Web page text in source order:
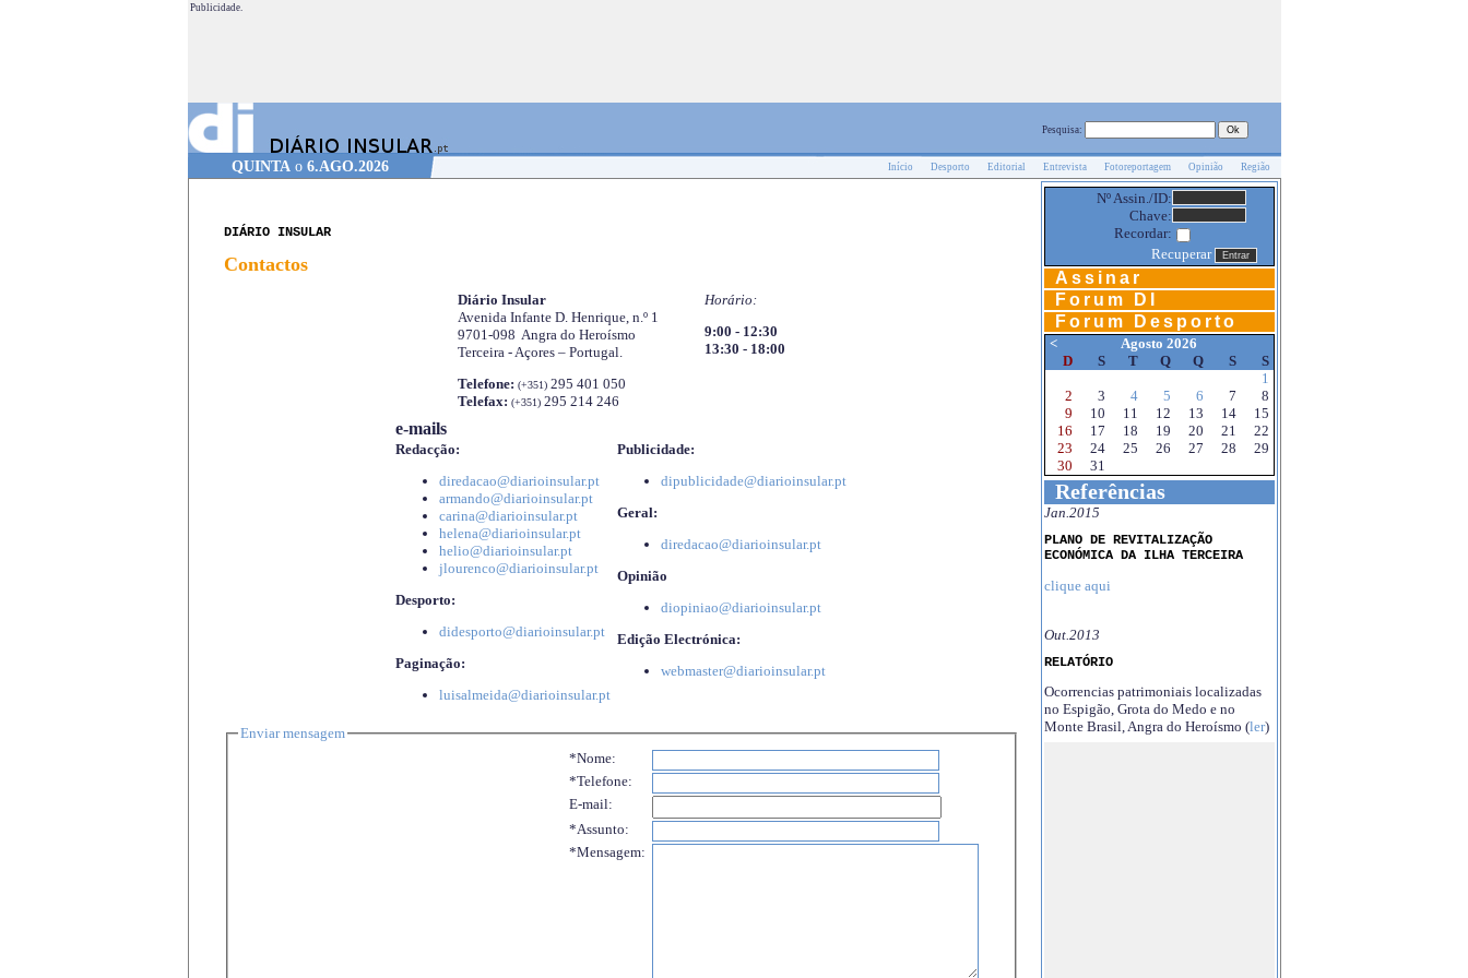
Publicidade.
Pesquisa:
QUINTA o 6.AGO.2026 Início Desporto Editorial Entrevista Fotoreportagem Opinião Região
DIÁRIO INSULAR
Contactos
Diário Insular
Avenida Infante D. Henrique, n.º 1
9701-098 Angra do Heroísmo
Terceira - Açores – Portugal.
Telefone: (+351)295 401 050
Telefax: (+351)295 214 246
Horário:
9:00 - 12:30
13:30 - 18:00
e-mails
Redacção:
diredacao@diarioinsular.pt
armando@diarioinsular.pt
carina@diarioinsular.pt
helena@diarioinsular.pt
helio@diarioinsular.pt
jlourenco@diarioinsular.pt
Desporto:
didesporto@diarioinsular.pt
Paginação:
luisalmeida@diarioinsular.pt
Publicidade:
dipublicidade@diarioinsular.pt
Geral:
diredacao@diarioinsular.pt
Opinião
diopiniao@diarioinsular.pt
Edição Electrónica:
webmaster@diarioinsular.pt
Enviar mensagem
*Nome:
*Telefone:
E-mail:
*Assunto:
*Mensagem:
Nº Assin./ID:
Chave:
Recordar:
Recuperar
Assinar
Forum DI
Forum Desporto
<
Agosto 2026
D
S T Q Q S
S
1
2
3 4 5 6 7
8
9
10 11 12 13 14
15
16
17 18 19 20 21
22
23
24 25 26 27 28
29
30
31
Referências
Jan.2015
PLANO DE REVITALIZAÇÃO
ECONÓMICA DA ILHA TERCEIRA
clique aqui
Out.2013
RELATÓRIO
Ocorrencias patrimoniais localizadas
no Espigão, Grota do Medo e no
Monte Brasil, Angra do Heroísmo (ler)